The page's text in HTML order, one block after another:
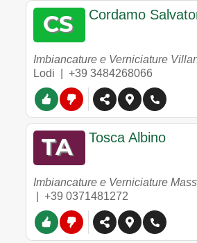
Cordamo
Imbiancature e Verniciature
Lodi | +39 3484268066
Tosca Albino
Imbiancature e Verniciature
+39 0371481272